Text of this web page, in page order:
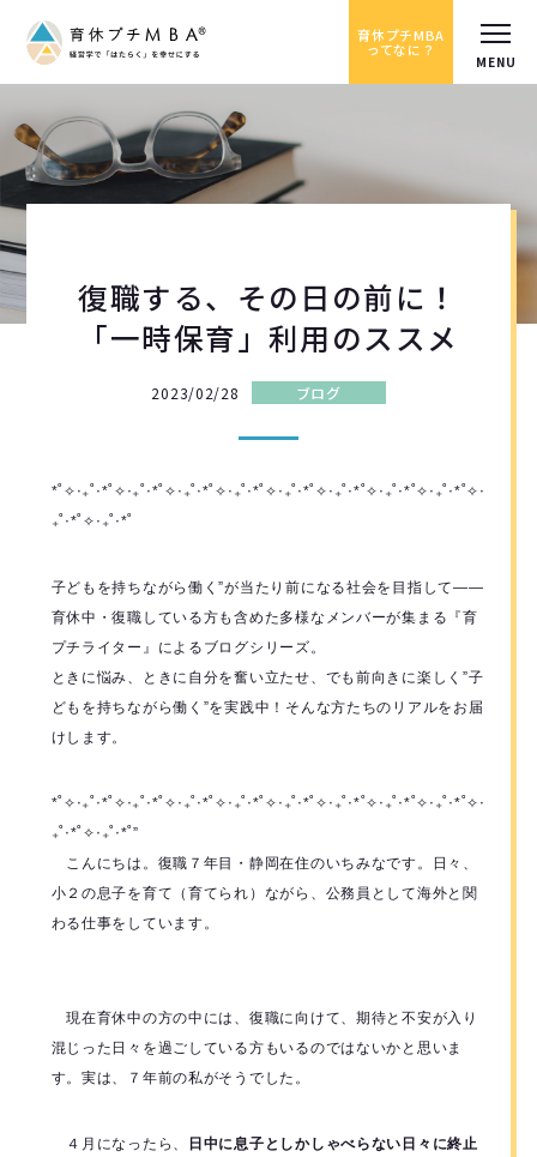
育休プチMBA
ってなに？
復職する、その日の前に！
「一時保育」利用のススメ
2023/02/28 ブログ
*˚✧︎‧₊˚‧*˚✧︎‧₊˚‧*˚✧︎‧₊˚‧*˚✧︎‧₊˚‧*˚✧︎‧₊˚‧*˚✧︎‧₊˚‧*˚✧︎‧₊˚‧*˚✧︎‧₊˚‧*˚✧︎‧
₊˚‧*˚✧︎‧₊˚‧*˚
子どもを持ちながら働く”が当たり前になる社会を目指して――
育休中・復職している方も含めた多様なメンバーが集まる『育
プチライター』によるブログシリーズ。
ときに悩み、ときに自分を奮い立たせ、でも前向きに楽しく”子
どもを持ちながら働く”を実践中！そんな方たちのリアルをお届
けします。
*˚✧︎‧₊˚‧*˚✧︎‧₊˚‧*˚✧︎‧₊˚‧*˚✧︎‧₊˚‧*˚✧︎‧₊˚‧*˚✧︎‧₊˚‧*˚✧︎‧₊˚‧*˚✧︎‧₊˚‧*˚✧︎‧
₊˚‧*˚✧︎‧₊˚‧*˚”
こんにちは。復職７年目・静岡在住のいちみなです。日々、
小２の息子を育て（育てられ）ながら、公務員として海外と関
わる仕事をしています。
現在育休中の方の中には、復職に向けて、期待と不安が入り
混じった日々を過ごしている方もいるのではないかと思いま
す。実は、７年前の私がそうでした。
４月になったら、
日中に息子としかしゃべらない日々に終止